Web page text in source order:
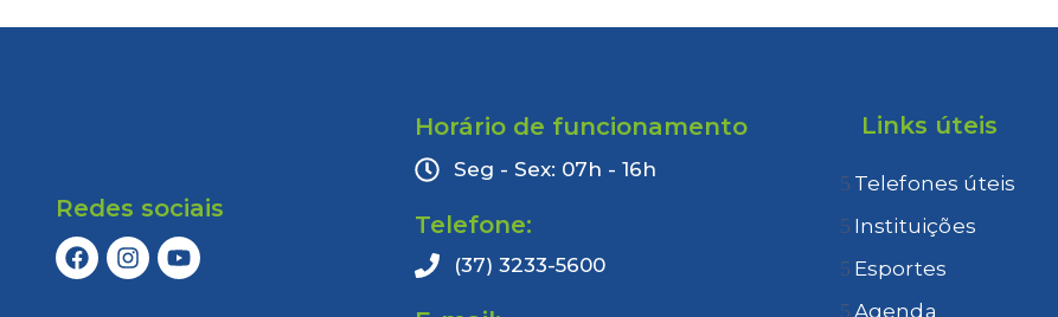
Redes sociais
Horário de funcionamento
Seg - Sex: 07h - 16h
Telefone:
(37) 3233-5600
Links úteis
Telefones úteis
Instituições
Esportes
Agenda